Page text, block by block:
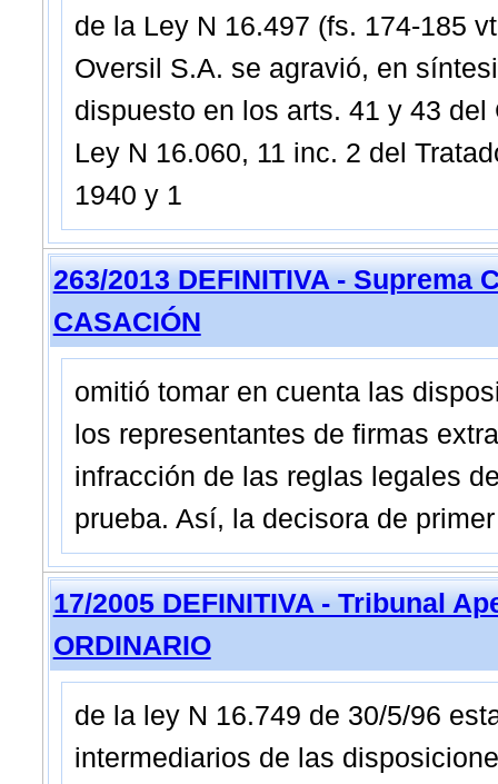
de la Ley N 16.497 (fs. 174-185
Oversil S.A. se agravió, en
dispuesto en los arts. 41 y 43
Ley N 16.060, 11 inc. 2 del
1940 y 1
263/2013 DEFINITIVA - Suprema
CASACIÓN
omitió tomar en cuenta las
los representantes de firmas
infracción de las reglas legales
prueba. Así, la decisora de
17/2005 DEFINITIVA - Tribunal
ORDINARIO
de la ley N 16.749 de 30/5/96
intermediarios de las